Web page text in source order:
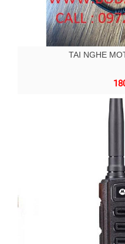
TAI NGHE